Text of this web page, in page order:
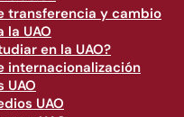
transferencia y cambio
la UAO
en la UAO?
internacionalización
UAO
UAO